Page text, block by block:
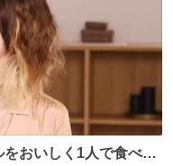
おいしく1人で食べる